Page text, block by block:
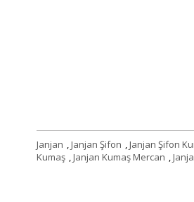
Janjan ,Janjan Şifon ,Janjan Şifon
Kumaş ,Janjan Kumaş Mercan ,